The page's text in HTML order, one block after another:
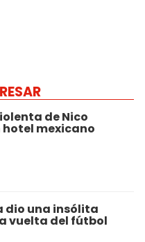
de Nico
hotel mexicano
dio una insólita
vuelta del fútbol